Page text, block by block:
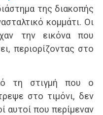
της διακοπής
κομμάτι. Οι
την εικόνα που
περιορίζοντας στο
τη στιγμή που ο
στο τιμόνι, δεν
αυτοί που περίμεναν